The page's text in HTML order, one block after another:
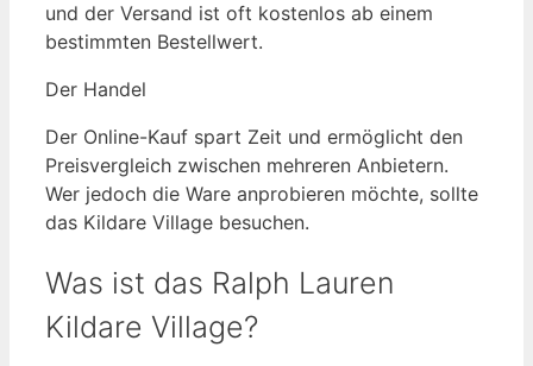
und der Versand ist oft kostenlos ab einem
bestimmten Bestellwert.
Der Handel
Der Online-Kauf spart Zeit und ermöglicht den
Preisvergleich zwischen mehreren Anbietern.
Wer jedoch die Ware anprobieren möchte, sollte
das Kildare Village besuchen.
Was ist das Ralph Lauren
Kildare Village?